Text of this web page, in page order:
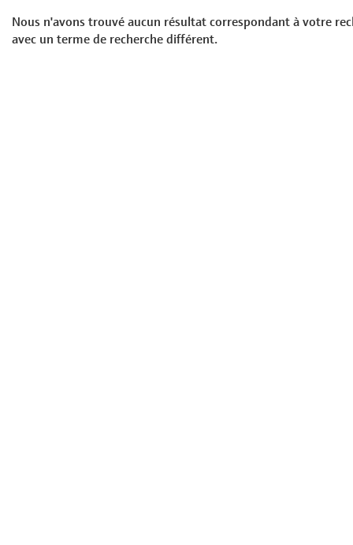
Nous n'avons trouvé aucun résultat correspondant à votre
avec un terme de recherche différent.